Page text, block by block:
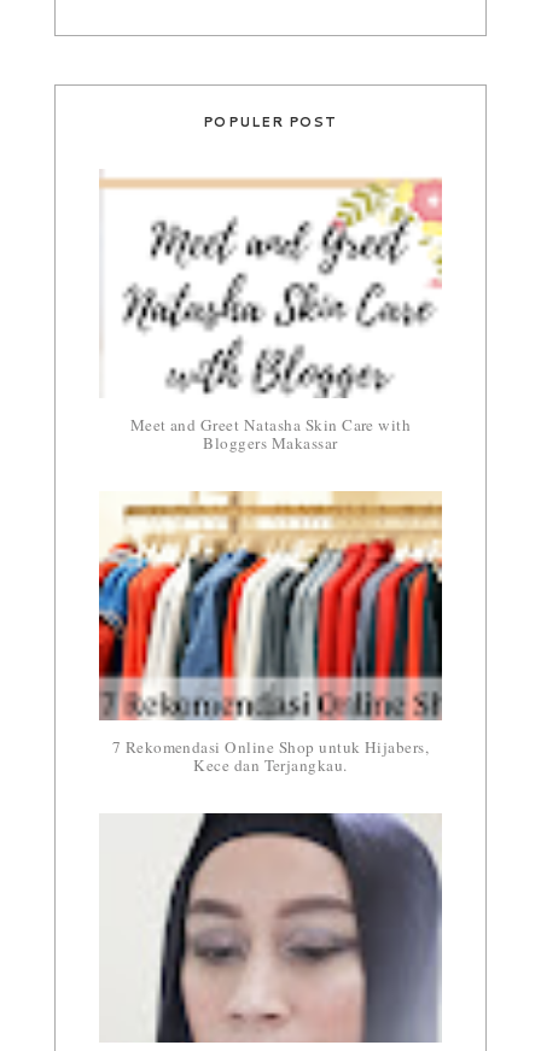
POPULER POST
Meet and Greet Natasha Skin Care with
Bloggers Makassar
7 Rekomendasi Online Shop untuk Hijabers,
Kece dan Terjangkau.